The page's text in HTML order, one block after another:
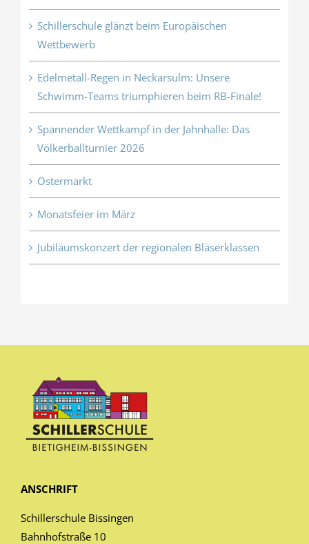
Schillerschule glänzt beim Europäischen
Wettbewerb
Edelmetall-Regen in Neckarsulm: Unsere
Schwimm-Teams triumphieren beim RB-Finale!
Spannender Wettkampf in der Jahnhalle: Das
Völkerballturnier 2026
Ostermarkt
Monatsfeier im März
Jubiläumskonzert der regionalen Bläserklassen
ANSCHRIFT
Schillerschule Bissingen
Bahnhofstraße 10